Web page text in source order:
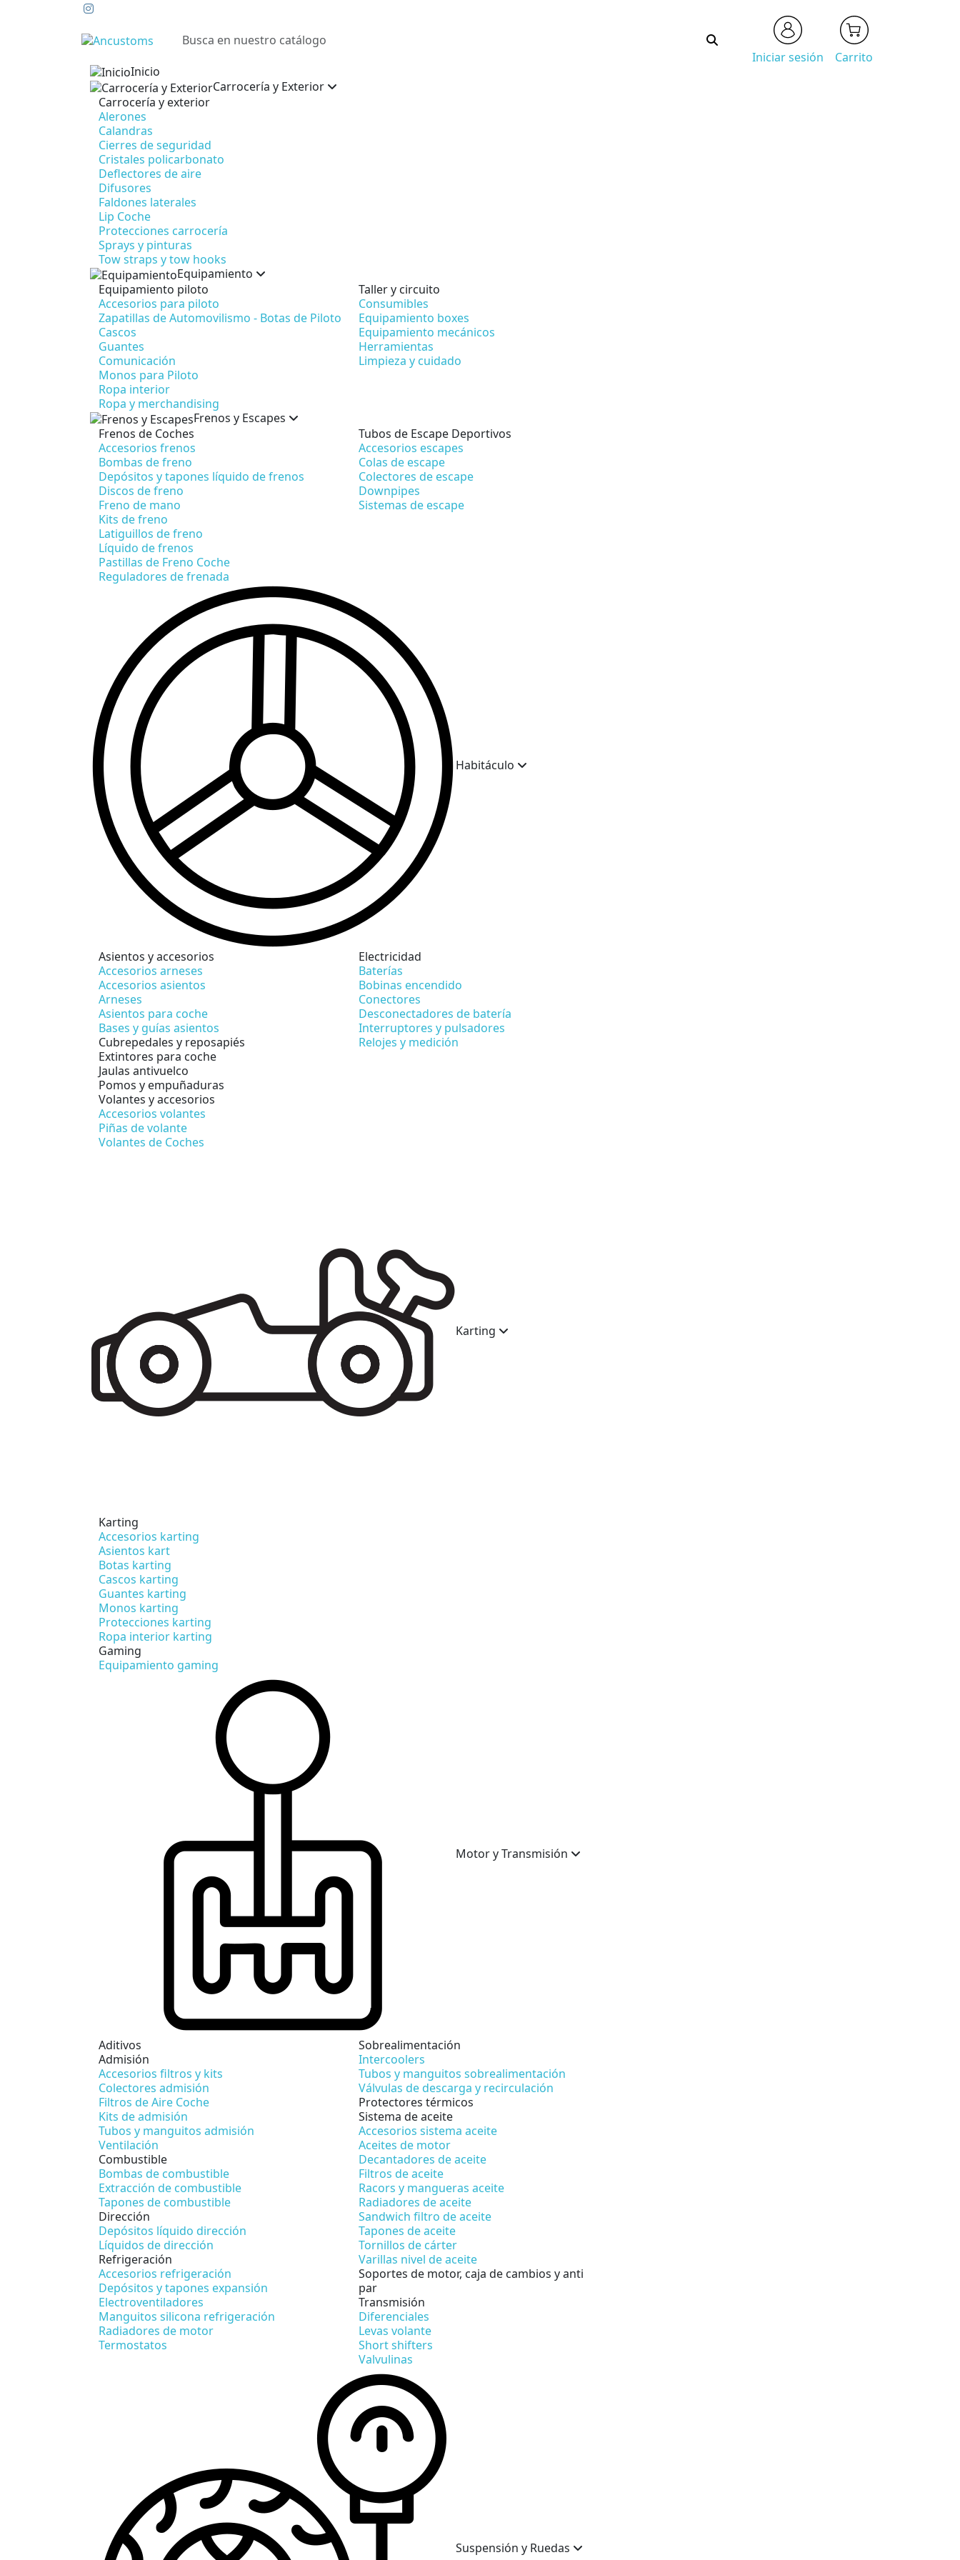
Iniciar sesión
Carrito
Inicio
Carrocería y Exterior
Carrocería y exterior
Alerones
Calandras
Cierres de seguridad
Cristales policarbonato
Deflectores de aire
Difusores
Faldones laterales
Lip Coche
Protecciones carrocería
Sprays y pinturas
Tow straps y tow hooks
Equipamiento
Equipamiento piloto
Accesorios para piloto
Zapatillas de Automovilismo - Botas de Piloto
Cascos
Guantes
Comunicación
Monos para Piloto
Ropa interior
Ropa y merchandising
Taller y circuito
Consumibles
Equipamiento boxes
Equipamiento mecánicos
Herramientas
Limpieza y cuidado
Frenos y Escapes
Frenos de Coches
Accesorios frenos
Bombas de freno
Depósitos y tapones líquido de frenos
Discos de freno
Freno de mano
Kits de freno
Latiguillos de freno
Líquido de frenos
Pastillas de Freno Coche
Reguladores de frenada
Tubos de Escape Deportivos
Accesorios escapes
Colas de escape
Colectores de escape
Downpipes
Sistemas de escape
Habitáculo
Asientos y accesorios
Accesorios arneses
Accesorios asientos
Arneses
Asientos para coche
Bases y guías asientos
Cubrepedales y reposapiés
Extintores para coche
Jaulas antivuelco
Pomos y empuñaduras
Volantes y accesorios
Accesorios volantes
Piñas de volante
Volantes de Coches
Electricidad
Baterías
Bobinas encendido
Conectores
Desconectadores de batería
Interruptores y pulsadores
Relojes y medición
Karting
Karting
Accesorios karting
Asientos kart
Botas karting
Cascos karting
Guantes karting
Monos karting
Protecciones karting
Ropa interior karting
Gaming
Equipamiento gaming
Motor y Transmisión
Aditivos
Admisión
Accesorios filtros y kits
Colectores admisión
Filtros de Aire Coche
Kits de admisión
Tubos y manguitos admisión
Ventilación
Combustible
Bombas de combustible
Extracción de combustible
Tapones de combustible
Dirección
Depósitos líquido dirección
Líquidos de dirección
Refrigeración
Accesorios refrigeración
Depósitos y tapones expansión
Electroventiladores
Manguitos silicona refrigeración
Radiadores de motor
Termostatos
Sobrealimentación
Intercoolers
Tubos y manguitos sobrealimentación
Válvulas de descarga y recirculación
Protectores térmicos
Sistema de aceite
Accesorios sistema aceite
Aceites de motor
Decantadores de aceite
Filtros de aceite
Racors y mangueras aceite
Radiadores de aceite
Sandwich filtro de aceite
Tapones de aceite
Tornillos de cárter
Varillas nivel de aceite
Soportes de motor, caja de cambios y anti
par
Transmisión
Diferenciales
Levas volante
Short shifters
Valvulinas
Suspensión y Ruedas